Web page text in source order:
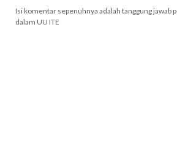
Isi komentar sepenuhnya adalah tanggung jawab
dalam UU ITE